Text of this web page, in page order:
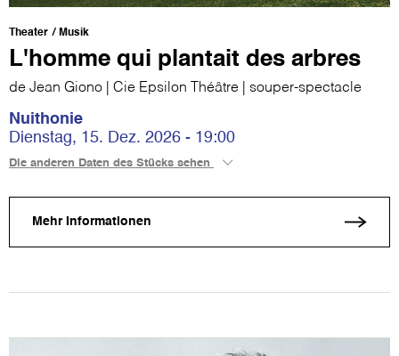
Theater Musik
L'homme qui plantait des arbres
de Jean Giono | Cie Epsilon Théâtre | souper-spectacle
Nuithonie
Dienstag, 15. Dez. 2026 - 19:00
Die anderen Daten des Stücks sehen
Mehr Informationen